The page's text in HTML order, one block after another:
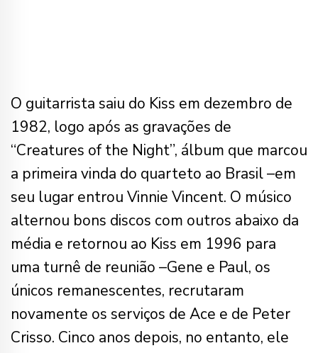
O guitarrista saiu do Kiss em dezembro de
1982, logo após as gravações de
“Creatures of the Night”, álbum que marcou
a primeira vinda do quarteto ao Brasil –em
seu lugar entrou Vinnie Vincent. O músico
alternou bons discos com outros abaixo da
média e retornou ao Kiss em 1996 para
uma turnê de reunião –Gene e Paul, os
únicos remanescentes, recrutaram
novamente os serviços de Ace e de Peter
Crisso. Cinco anos depois, no entanto, ele